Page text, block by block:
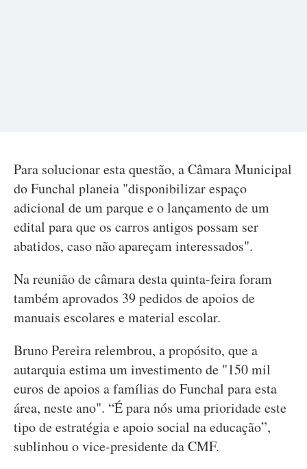
Para solucionar esta questão, a Câmara Municipal
do Funchal planeia "disponibilizar espaço
adicional de um parque e o lançamento de um
edital para que os carros antigos possam ser
abatidos, caso não apareçam interessados".
Na reunião de câmara desta quinta-feira foram
também aprovados 39 pedidos de apoios de
manuais escolares e material escolar.
Bruno Pereira relembrou, a propósito, que a
autarquia estima um investimento de "150 mil
euros de apoios a famílias do Funchal para esta
área, neste ano". “É para nós uma prioridade este
tipo de estratégia e apoio social na educação”,
sublinhou o vice-presidente da CMF.